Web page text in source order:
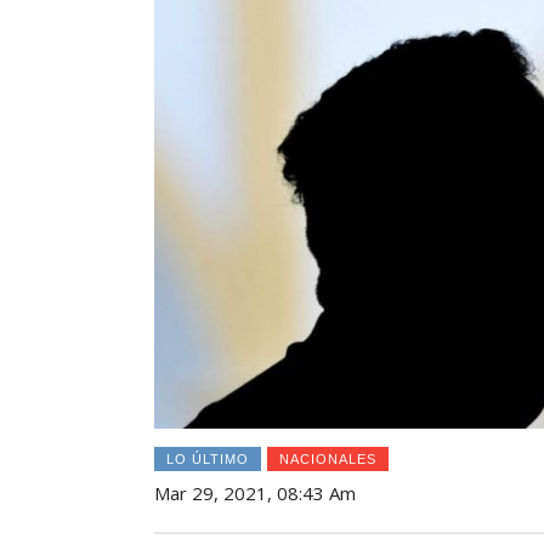
LO ÚLTIMO NACIONALES
Mar 29, 2021, 08:43 Am